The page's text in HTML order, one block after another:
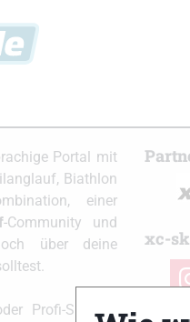
Portal mit
Biathlon
einer
-Community und
über deine
Profi-Sportler,
xc-